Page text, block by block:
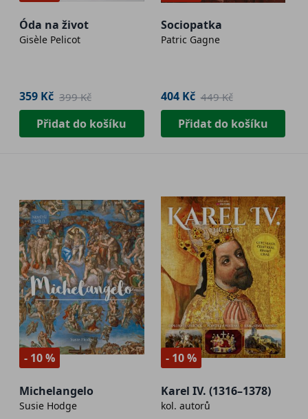
Óda na život
Gisèle Pelicot
359 Kč 399 Kč
Přidat do košíku
Sociopatka
Patric Gagne
404 Kč 449 Kč
Přidat do košíku
- 10 %
Michelangelo
Susie Hodge
- 10 %
Karel IV. (1316–1378)
kol. autorů